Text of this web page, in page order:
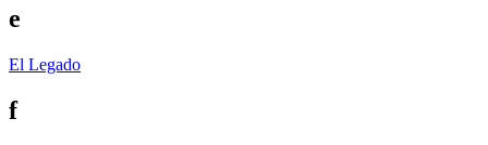
e
El Legado
f